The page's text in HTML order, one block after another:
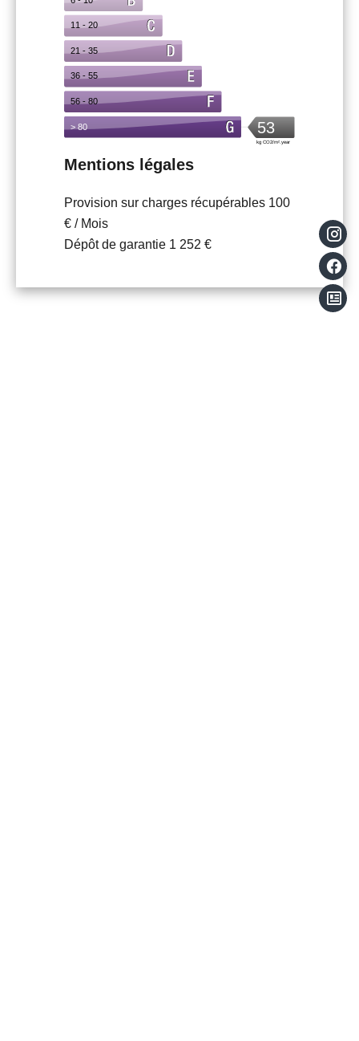
Mentions légales
Provision sur charges récupérables 100
€ / Mois
Dépôt de garantie 1 252 €